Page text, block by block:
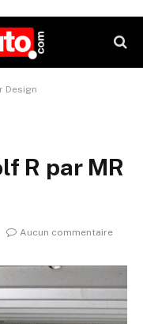
Design
R par MR
Aucun commentaire